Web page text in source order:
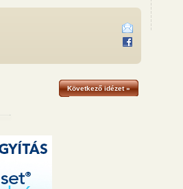
Következő idézet »